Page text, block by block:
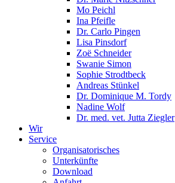
Mo Peichl
Ina Pfeifle
Dr. Carlo Pingen
Lisa Pinsdorf
Zoë Schneider
Swanie Simon
Sophie Strodtbeck
Andreas Stünkel
Dr. Dominique M. Tordy
Nadine Wolf
Dr. med. vet. Jutta Ziegler
Wir
Service
Organisatorisches
Unterkünfte
Download